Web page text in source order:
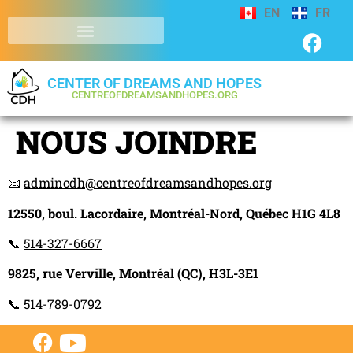
EN FR
CENTER OF DREAMS AND HOPES
CENTREOFDREAMSANDHOPES.ORG
NOUS JOINDRE
📧 admincdh@centreofdreamsandhopes.org
12550, boul. Lacordaire, Montréal-Nord, Québec H1G 4L8
📞 514-327-6667
9825, rue Verville, Montréal (QC), H3L-3E1
📞 514-789-0792